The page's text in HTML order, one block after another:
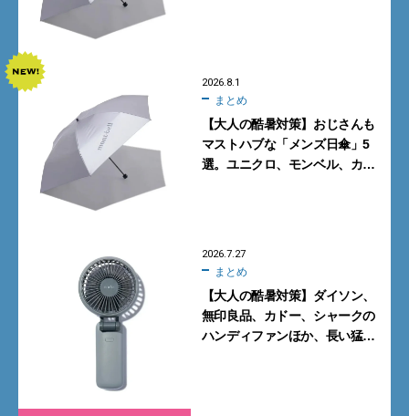
2026.8.1
まとめ
【大人の酷暑対策】おじさんも
マストハブな「メンズ日傘」5
選。ユニクロ、モンベル、カリ
2026.7.27
まとめ
【大人の酷暑対策】ダイソン、
無印良品、カドー、シャークの
ハンディファンほか、長い猛暑